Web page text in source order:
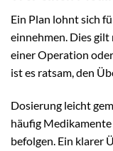
Ein Plan lohnt sich
einnehmen. Dies
einer Operation
ist es ratsam, den
Dosierung leicht
häufig
befolgen. Ein klarer